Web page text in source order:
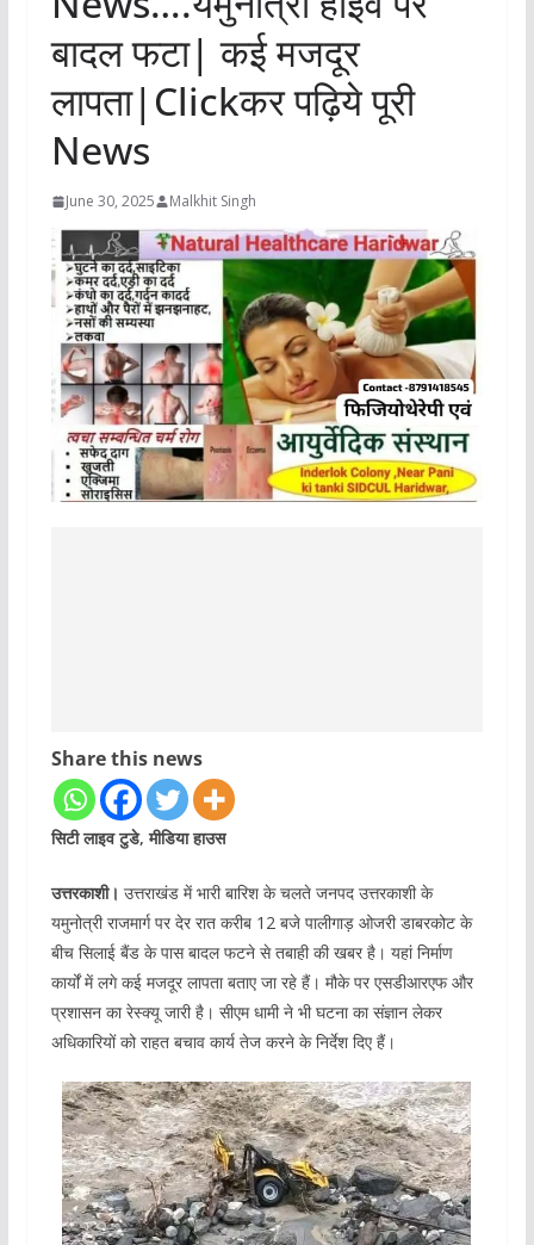
बादल फटा| कई मजदूर
लापता|Clickकर पढ़िये पूरी
News
June 30, 2025 Malkhit Singh
Share this news
सिटी लाइव टुडे, मीडिया हाउस
उत्तरकाशी। उत्तराखंड में भारी बारिश के चलते जनपद उत्तरकाशी के
यमुनोत्री राजमार्ग पर देर रात करीब 12 बजे पालीगाड़ ओजरी डाबरकोट के
बीच सिलाई बैंड के पास बादल फटने से तबाही की खबर है। यहां निर्माण
कार्यों में लगे कई मजदूर लापता बताए जा रहे हैं। मौके पर एसडीआरएफ और
प्रशासन का रेस्क्यू जारी है। सीएम धामी ने भी घटना का संज्ञान लेकर
अधिकारियों को राहत बचाव कार्य तेज करने के निर्देश दिए हैं।